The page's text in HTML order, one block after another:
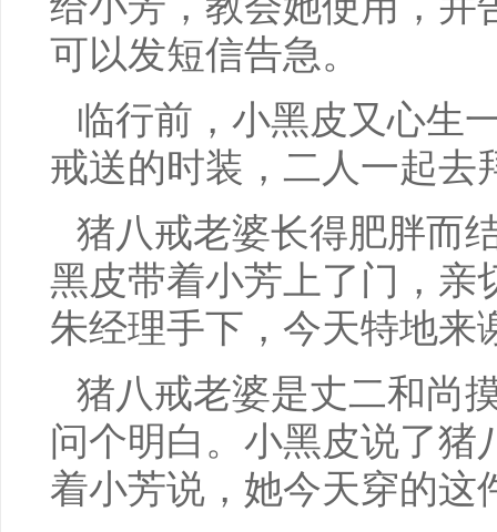
可以发短信告急。
临行前，小黑皮又心生
戒送的时装，二人一起去
猪八戒老婆长得肥胖而
黑皮带着小芳上了门，亲
朱经理手下，今天特地来
猪八戒老婆是丈二和尚
问个明白。小黑皮说了猪
着小芳说，她今天穿的这